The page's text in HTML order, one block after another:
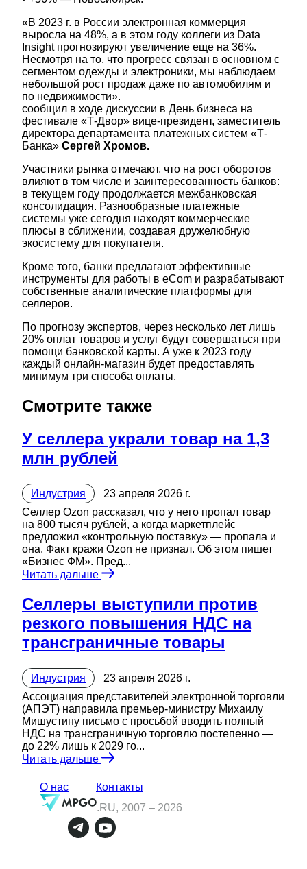
«В 2023 г. в России электронная коммерция
выросла на 48%, а в этом году коллеги из Data
Insight прогнозируют увеличение еще на 36%.
Несмотря на то, что прогресс связан в основном с
сегментом одежды и электроники, мы наблюдаем
небольшой рост продаж даже по автомобилям и
по недвижимости».
сообщил в ходе дискуссии в День бизнеса на
фестивале «Т-Двор» вице-президент, заместитель
директора департамента платежных систем «Т-
Банка» Сергей Хромов.
Участники рынка отмечают, что на рост оборотов
влияют в том числе и заинтересованность банков:
в текущем году продолжается межбанковская
консолидация. Разнообразные платежные
системы уже сегодня находят коммерческие
плюсы в сближении, создавая дружелюбную
экосистему для покупателя.
Кроме того, банки предлагают эффективные
инструменты для работы в eCom и разрабатывают
собственные аналитические платформы для
селлеров.
По прогнозу экспертов, через несколько лет лишь
20% оплат товаров и услуг будут совершаться при
помощи банковской карты. А уже к 2023 году
каждый онлайн-магазин будет предоставлять
минимум три способа оплаты.
Смотрите также
У селлера украли товар на 1,3
млн рублей
Индустрия
23 апреля 2026 г.
Селлер Ozon рассказал, что у него пропал товар
на 800 тысяч рублей, а когда маркетплейс
предложил «контрольную поставку» — пропала и
она. Факт кражи Ozon не признал. Об этом пишет
«Бизнес ФМ». Пред...
Читать дальше
Селлеры выступили против
резкого повышения НДС на
трансграничные товары
Индустрия
23 апреля 2026 г.
Ассоциация представителей электронной торговли
(АПЭТ) направила премьер-министру Михаилу
Мишустину письмо с просьбой вводить полный
НДС на трансграничную торговлю постепенно —
до 22% лишь к 2029 го...
Читать дальше
О нас
Контакты
.RU, 2007 – 2026